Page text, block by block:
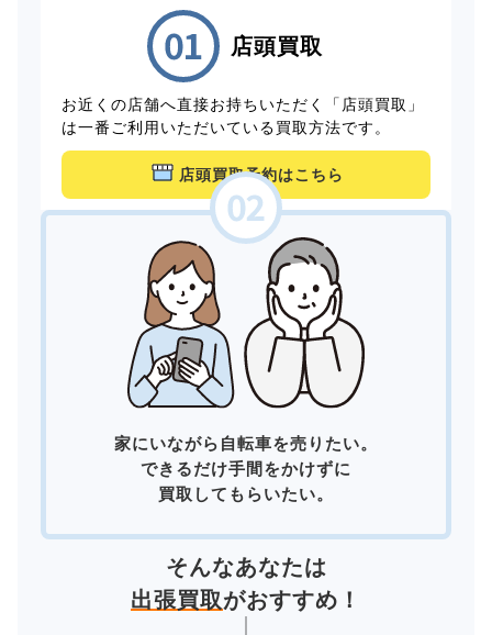
店頭買取
お近くの店舗へ直接お持ちいただく「店頭買取」
は一番ご利用いただいている買取方法です。
店頭買取予約はこちら
家にいながら自転車を売りたい。
できるだけ手間をかけずに
買取してもらいたい。
そんなあなたは
出張買取がおすすめ！